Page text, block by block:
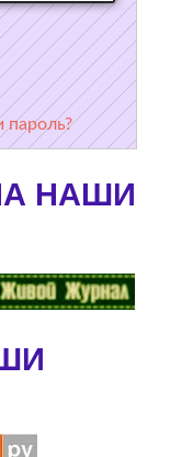
пароль?
НАШИ